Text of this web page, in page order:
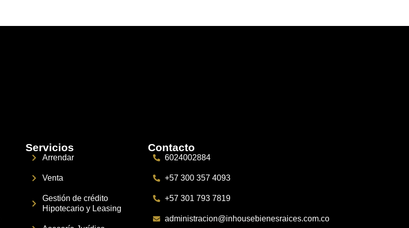
Servicios
Arrendar
Venta
Gestión de crédito
Hipotecario y Leasing
Contacto
6024002884
+57 300 357 4093
+57 301 793 7819
administracion@inhousebienesraices.com.co